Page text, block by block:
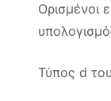
Ορισμένοι
Τύπος d